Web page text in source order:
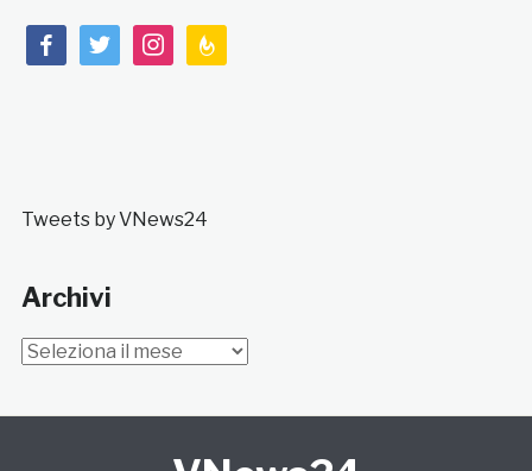
facebooktwitterinstagramfeedburner
Tweets by VNews24
Archivi
Archivi